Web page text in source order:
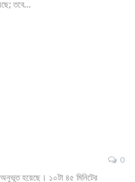
তবে…
0
হয়েছে। ১০টা ৪৫ মিনিটের